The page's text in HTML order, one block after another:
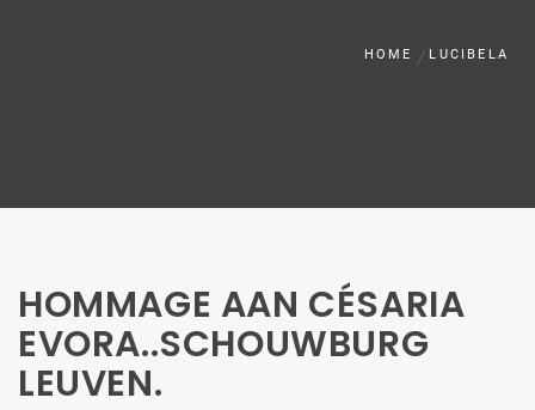
HOME LUCIBELA
HOMMAGE AAN CÉSARIA
EVORA..SCHOUWBURG
LEUVEN.